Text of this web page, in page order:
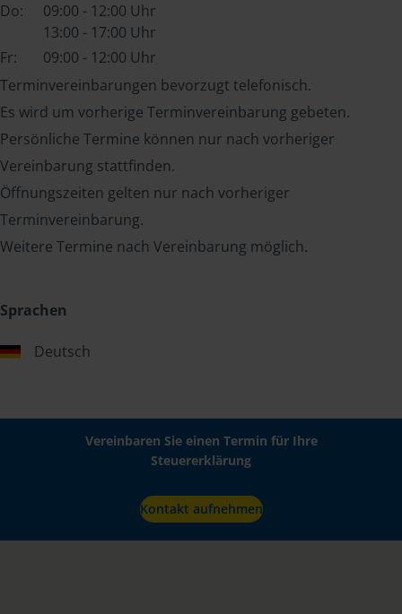
Do:
09:00 - 12:00 Uhr
13:00 - 17:00 Uhr
Fr:
09:00 - 12:00 Uhr
Terminvereinbarungen bevorzugt telefonisch.
Es wird um vorherige Terminvereinbarung gebeten.
Persönliche Termine können nur nach vorheriger
Vereinbarung stattfinden.
Öffnungszeiten gelten nur nach vorheriger
Terminvereinbarung.
Weitere Termine nach Vereinbarung möglich.
Sprachen
Deutsch
Vereinbaren Sie einen Termin für Ihre
Steuererklärung
Kontakt aufnehmen